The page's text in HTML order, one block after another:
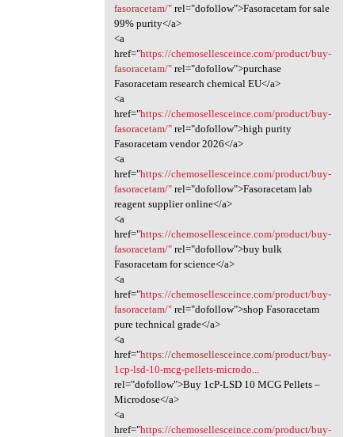
fasoracetam/"rel="dofollow">Fasoracetam for sale
99% purity</a>
<a
href="https://chemosellesceince.com/product/buy-
fasoracetam/"rel="dofollow">purchase
Fasoracetam research chemical EU</a>
<a
href="https://chemosellesceince.com/product/buy-
fasoracetam/"rel="dofollow">high purity
Fasoracetam vendor 2026</a>
<a
href="https://chemosellesceince.com/product/buy-
fasoracetam/"rel="dofollow">Fasoracetam lab
reagent supplier online</a>
<a
href="https://chemosellesceince.com/product/buy-
fasoracetam/"rel="dofollow">buy bulk
Fasoracetam for science</a>
<a
href="https://chemosellesceince.com/product/buy-
fasoracetam/"rel="dofollow">shop Fasoracetam
pure technical grade</a>
<a
href="https://chemosellesceince.com/product/buy-
1cp-lsd-10-mcg-pellets-microdo...
rel="dofollow">Buy 1cP-LSD 10 MCG Pellets –
Microdose</a>
<a
href="https://chemosellesceince.com/product/buy-